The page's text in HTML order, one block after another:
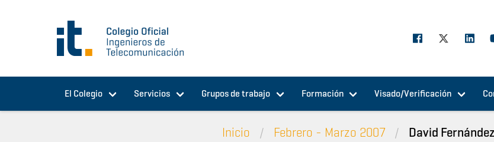
El Colegio Servicios Grupos de trabajo Formación Visado/Verificación
Inicio Febrero - Marzo 2007 David